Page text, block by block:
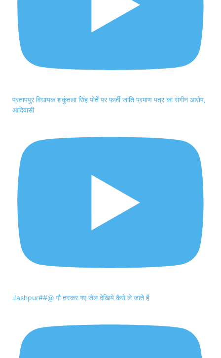
प्रतापपुर विधायक शकुंतला सिंह पोर्ते पर फर्जी जाति प्रमाण पत्र का संगीन आरोप,
आदिवासी
Jashpur##@ गौ तस्कर गए जेल देखिये कैसे ले जाते है